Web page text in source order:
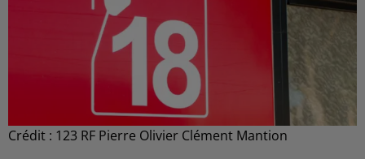
Crédit : 123 RF Pierre Olivier Clément Mantion